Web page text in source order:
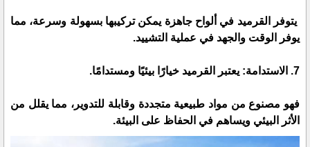
يتوفر القرميد في ألواح جاهزة يمكن تركيبها بسهولة وسرعة، مما
يوفر الوقت والجهد في عملية التشييد.
7. الاستدامة: يعتبر القرميد خيارًا بيئيًا ومستدامًا.
فهو مصنوع من مواد طبيعية متجددة وقابلة للتدوير، مما يقلل من
الأثر البيئي ويساهم في الحفاظ على البيئة.